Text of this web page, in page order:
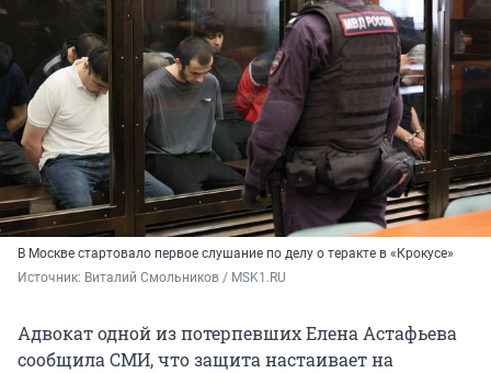
В Москве стартовало первое слушание по делу о теракте в «Крокусе»
Источник: Виталий Смольников / MSK1.RU
Адвокат одной из потерпевших Елена Астафьева
сообщила СМИ, что защита настаивает на